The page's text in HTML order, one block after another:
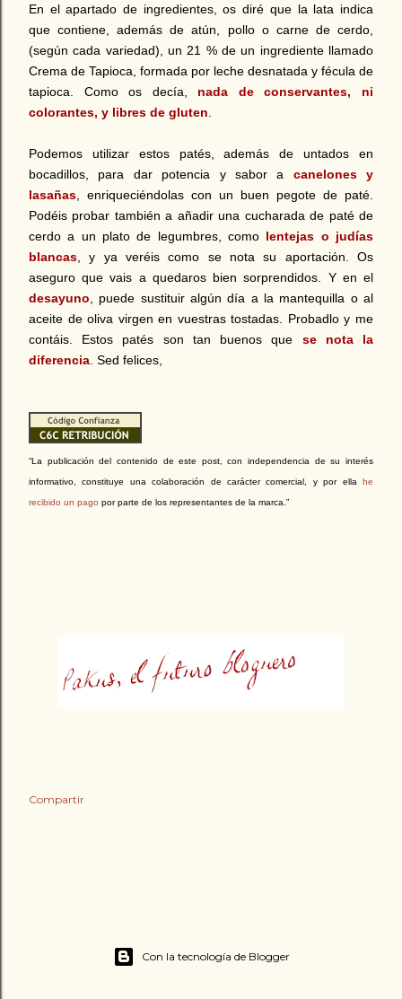
En el apartado de ingredientes, os diré que la lata indica
que contiene, además de atún, pollo o carne de cerdo,
(según cada variedad), un 21 % de un ingrediente llamado
Crema de Tapioca, formada por leche desnatada y fécula de
tapioca. Como os decía, nada de conservantes, ni
colorantes, y libres de gluten
Podemos utilizar estos patés, además de untados en
bocadillos, para dar potencia y sabor a canelones y
lasañas , enriqueciéndolas con un buen pegote de paté.
Podéis probar también a añadir una cucharada de paté de
cerdo a un plato de legumbres, como lentejas o judías
blancas , y ya veréis como se nota su aportación. Os
aseguro que vais a quedaros bien sorprendidos. Y en el
desayuno , puede sustituir algún día a la mantequilla o al
aceite de oliva virgen en vuestras tostadas. Probadlo y me
contáis. Estos patés son tan buenos que se nota la
diferencia Sed felices,
“La publicación del contenido de este post, con independencia de su interés
informativo, constituye una colaboración de carácter comercial, y por ella he
recibido un pago por parte de los representantes de la marca.”
Compartir
Con la tecnología de Blogger